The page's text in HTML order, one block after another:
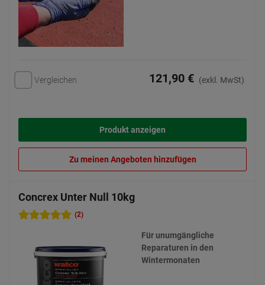
Vergleichen 121,90 € (exkl. MwSt)
Produkt anzeigen
Zu meinen Angeboten hinzufügen
Concrex Unter Null 10kg
(2)
Für unumgängliche
Reparaturen in den
Wintermonaten